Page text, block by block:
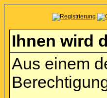
Ihnen wird
Aus einem